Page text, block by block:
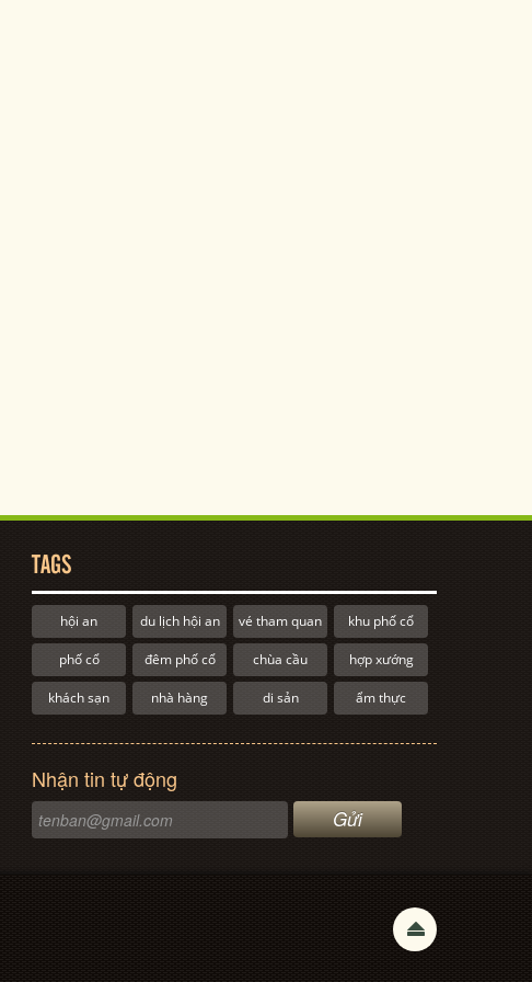
TAGS
hội an du lịch hội an vé tham quan khu phố cổ
phố cổ đêm phố cổ chùa cầu hợp xướng
khách sạn nhà hàng di sản ẩm thực
Nhận tin tự động